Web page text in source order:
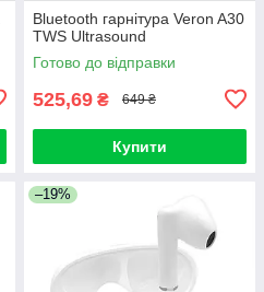
Bluetooth гарнітура Veron A30
TWS Ultrasound
Готово до відправки
525,69 ₴ 649 ₴
Купити
–19%